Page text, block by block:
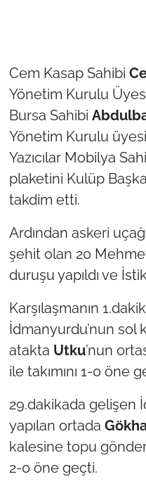
Cem Kasap Sahibi
Yönetim Kurulu
Bursa Sahibi
Yönetim Kurulu üyesi
Yazıcılar Mobilya
plaketini Kulüp
takdim etti.
Ardından askeri
şehit olan 20
duruşu yapıldı ve
Karşılaşmanın
İdmanyurdu’nun sol
atakta Utku’nun
ile takımını 1-0 öne
29.dakikada gelişen
yapılan ortada
kalesine topu
2-0 öne geçti.